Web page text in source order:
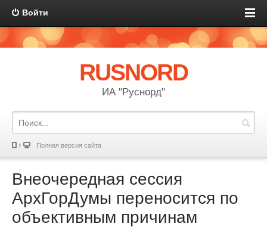
Войти
RUSNORD
ИА "Руснорд"
Полная версия сайта
Внеочередная сессия
АрхГорДумы переносится по
объективным причинам